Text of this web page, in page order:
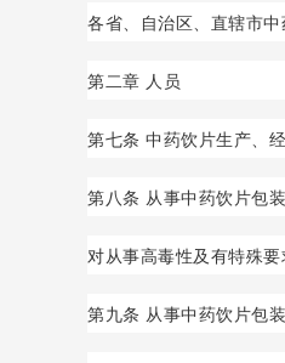
各省、自治区、直辖市
第二章 人员
第七条 中药饮片生产、
第八条 从事中药饮片包
对从事高毒性及有特殊
第九条 从事中药饮片包